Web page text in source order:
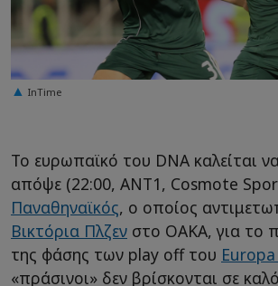
InTime
Το ευρωπαϊκό του DNA καλείται
απόψε (22:00, ΑΝΤ1, Cosmote
Παναθηναϊκός, ο οποίος
Βικτόρια Πλζεν στο ΟΑΚΑ, για το
της φάσης των play off του
«πράσινοι» δεν βρίσκονται σε